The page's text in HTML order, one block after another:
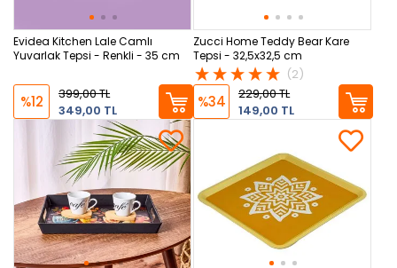
Evidea Kitchen Lale Camlı
Yuvarlak Tepsi - Renkli - 35 cm
%12
399,00 TL
349,00 TL
Zucci Home Teddy Bear Kare
Tepsi - 32,5x32,5 cm
(2)
%34
229,00 TL
149,00 TL